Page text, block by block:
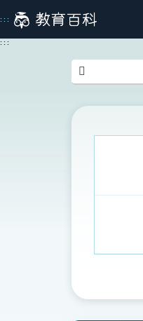
到
主
:::
:::